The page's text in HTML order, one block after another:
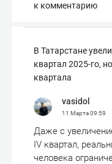
к комментарию
В Татарстане
квартал 2025-го,
квартала
vasidol
11 Марта09:59
Даже с
IV квартал,
человека